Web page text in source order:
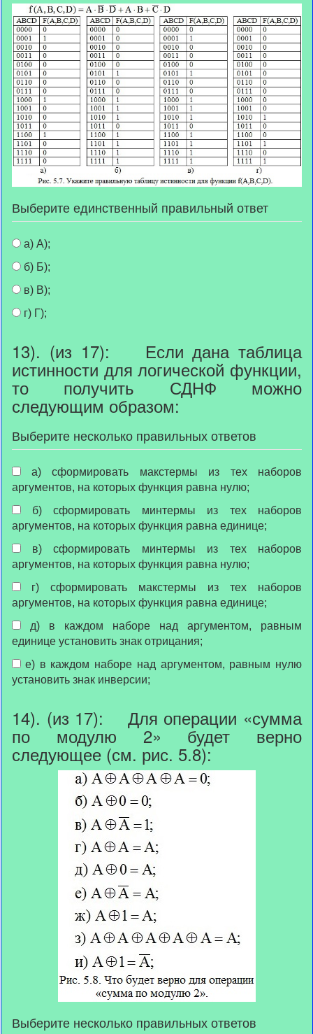
Выберите единственный правильный ответ
а) А);
б) Б);
в) В);
г) Г);
13). (из 17): Если дана таблица
истинности для логической функции,
то получить СДНФ можно
следующим образом:
Выберите несколько правильных ответов
аргументов, на которых функция равна нулю;
аргументов, на которых функция равна единице;
аргументов, на которых функция равна нулю;
аргументов, на которых функция равна единице;
единице установить знак отрицания;
установить знак инверсии;
14). (из 17): Для операции «сумма
по модулю 2» будет верно
следующее (см. рис. 5.8):
Выберите несколько правильных ответов